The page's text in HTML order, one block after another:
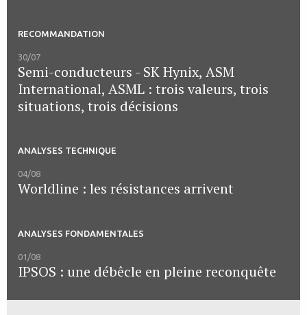
RECOMMANDATION
30/07
Semi-conducteurs - SK Hynix, ASM
International, ASML : trois valeurs, trois
situations, trois décisions
ANALYSES TECHNIQUE
04/08
Worldline : les résistances arrivent
ANALYSES FONDAMENTALES
01/08
IPSOS : une débêcle en pleine reconquête